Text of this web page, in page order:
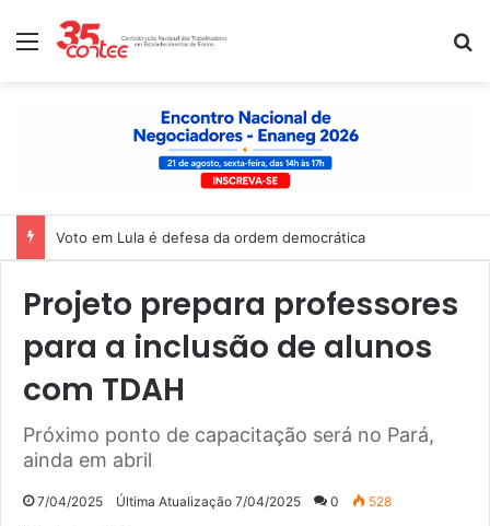
Menu
Voto em Lula é defesa da ordem democrática
Projeto prepara professores
para a inclusão de alunos
com TDAH
Próximo ponto de capacitação será no Pará,
ainda em abril
7/04/2025 Última Atualização 7/04/2025 0 528